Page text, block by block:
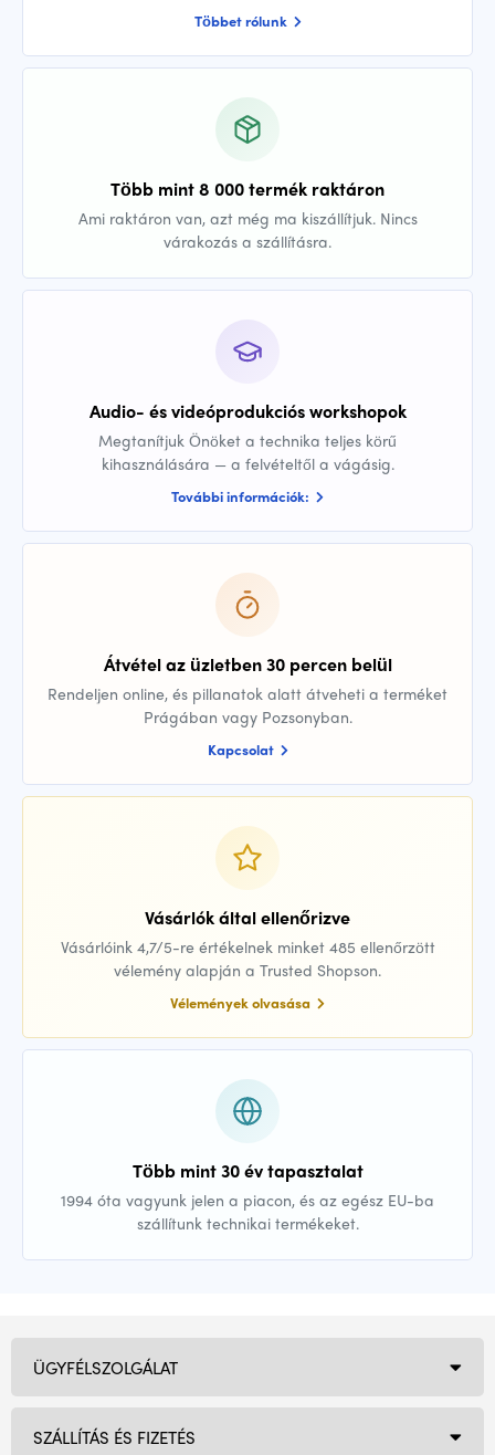
Többet rólunk
Több mint 8 000 termék raktáron
Ami raktáron van, azt még ma kiszállítjuk. Nincs
várakozás a szállításra.
Audio- és videóprodukciós workshopok
Megtanítjuk Önöket a technika teljes körű
kihasználására — a felvételtől a vágásig.
További információk:
Átvétel az üzletben 30 percen belül
Rendeljen online, és pillanatok alatt átveheti a terméket
Prágában vagy Pozsonyban.
Kapcsolat
Vásárlók által ellenőrizve
Vásárlóink 4,7/5-re értékelnek minket 485 ellenőrzött
vélemény alapján a Trusted Shopson.
Vélemények olvasása
Több mint 30 év tapasztalat
1994 óta vagyunk jelen a piacon, és az egész EU-ba
szállítunk technikai termékeket.
ÜGYFÉLSZOLGÁLAT
SZÁLLÍTÁS ÉS FIZETÉS